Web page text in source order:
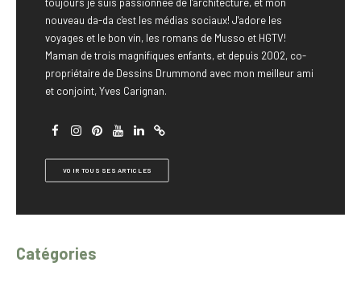
nouveau da-da c'est les médias sociaux! J'adore les
voyages et le bon vin, les romans de Musso et HGTV!
Maman de trois magnifiques enfants, et depuis 2002, co-
propriétaire de Dessins Drummond avec mon meilleur ami
et conjoint, Yves Carignan.
VOIR TOUS SES ARTICLES
Catégories